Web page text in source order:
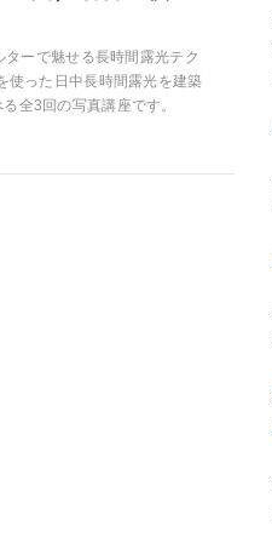
ーで魅せる長時間露光テク
使った日中長時間露光を建築
全3回の写真講座です。